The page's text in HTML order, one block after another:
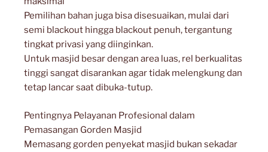
Pemilihan bahan juga bisa disesuaikan, mulai dari
semi blackout hingga blackout penuh, tergantung
tingkat privasi yang diinginkan.
Untuk masjid besar dengan area luas, rel berkualitas
tinggi sangat disarankan agar tidak melengkung dan
tetap lancar saat dibuka-tutup.
Pentingnya Pelayanan Profesional dalam
Pemasangan Gorden Masjid
Memasang gorden penyekat masjid bukan sekadar